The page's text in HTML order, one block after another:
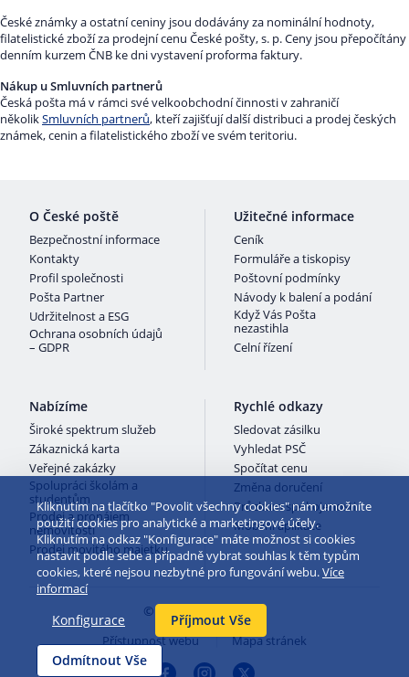
České známky a ostatní ceniny jsou dodávány za nominální hodnoty,
filatelistické zboží za prodejní cenu České pošty, s. p. Ceny jsou přepočítány
denním kurzem ČNB ke dni vystavení proforma faktury.
Nákup u Smluvních partnerů
Česká pošta má v rámci své velkoobchodní činnosti v zahraničí
několikSmluvních partnerů, kteří zajišťují další distribuci a prodej českých
známek, cenin a filatelistického zboží ve svém teritoriu.
O České poště
Bezpečnostní informace
Kontakty
Profil společnosti
Pošta Partner
Udržitelnost a ESG
Ochrana osobních údajů
– GDPR
Užitečné informace
Ceník
Formuláře a tiskopisy
Poštovní podmínky
Návody k balení a podání
Když Vás Pošta
nezastihla
Celní řízení
Nabízíme
Široké spektrum služeb
Zákaznická karta
Veřejné zakázky
Spolupráci školám a
studentům
Prodej a pronájem
nemovitostí
Prodej movitého majetku
Rychlé odkazy
Sledovat zásilku
Vyhledat PSČ
Spočítat cenu
Změna doručení
Průzkum spokojenosti
Mobilní aplikace
© 2026 Česká pošta
Přístupnost webu Mapa stránek
Kliknutím na tlačítko "Povolit všechny cookies" nám umožníte
použití cookies pro analytické a marketingové účely.
Kliknutím na odkaz "Konfigurace" máte možnost si cookies
nastavit podle sebe a případně vybrat souhlas k těm typům
cookies, které nejsou nezbytné pro fungování webu.Více
informací
Konfigurace Příjmout Vše
Odmítnout Vše